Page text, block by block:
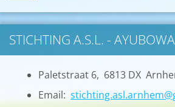
STICHTING A.S.L. -
Paletstraat 6, 6813 DX
Email: